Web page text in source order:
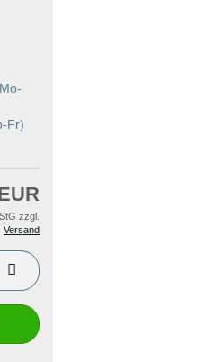
Fr)
zzgl.
Versand